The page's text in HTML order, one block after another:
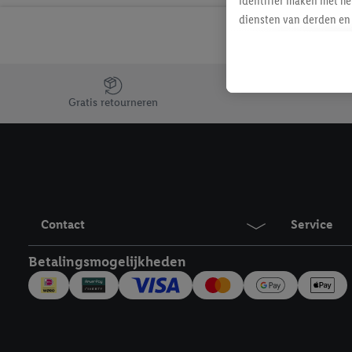
Jouw voordelen bij ons als Lidl webshop klant
Gratis retourneren
Contact Service
Betalingsmogelijkheden
diensten van derden
Als je hiervoor
eerder interesse hebt
maar het niet te
mailadres en met
Onder "Aanpassen"
Door te klikken op
technieken worden
inclusief over de
trekken, vind je in onze
over de cookies die